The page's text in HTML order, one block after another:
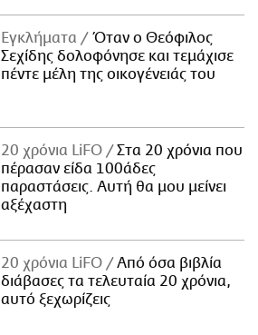
Εγκλήματα
Όταν ο Θεόφιλος
Σεχίδης δολοφόνησε και τεμάχισε
πέντε μέλη της οικογένειάς του
20 χρόνια LiFO
Στα 20 χρόνια που
πέρασαν είδα 100άδες
παραστάσεις. Αυτή θα μου μείνει
αξέχαστη
20 χρόνια LiFO
Από όσα βιβλία
διάβασες τα τελευταία 20 χρόνια,
αυτό ξεχωρίζεις